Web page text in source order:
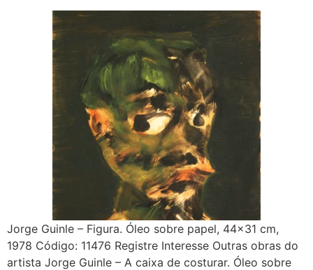
Jorge Guinle – Figura. Óleo sobre papel, 44×31 cm,
1978 Código: 11476 Registre Interesse Outras obras do
artista Jorge Guinle – A caixa de costurar. Óleo sobre